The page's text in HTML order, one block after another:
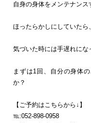
自身の身体をメンテナンス
ほったらかしにしていたら、
気づいた時には手遅れにな
まずは1回、自分の身体
か？
【ご予約はこちらから↓】
℡:052-898-0958